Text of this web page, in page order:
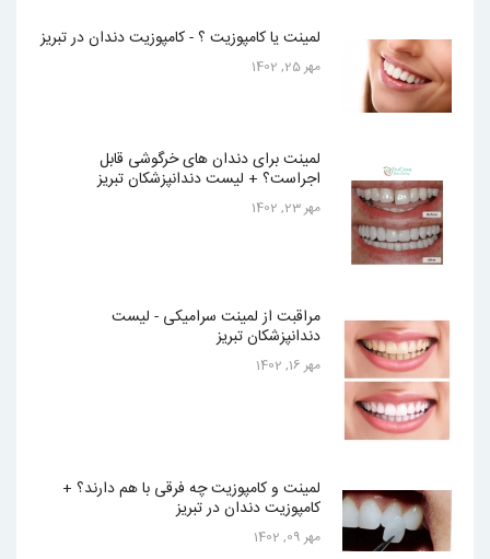
لمینت یا کامپوزیت ؟ - کامپوزیت دندان در تبریز
مهر 25, 1402
لمینت برای دندان های خرگوشی قابل
اجراست؟ + لیست دندانپزشکان تبریز
مهر 23, 1402
مراقبت از لمینت سرامیکی - لیست
دندانپزشکان تبریز
مهر 16, 1402
لمینت و کامپوزیت چه فرقی با هم دارند؟ +
کامپوزیت دندان در تبریز
مهر 09, 1402